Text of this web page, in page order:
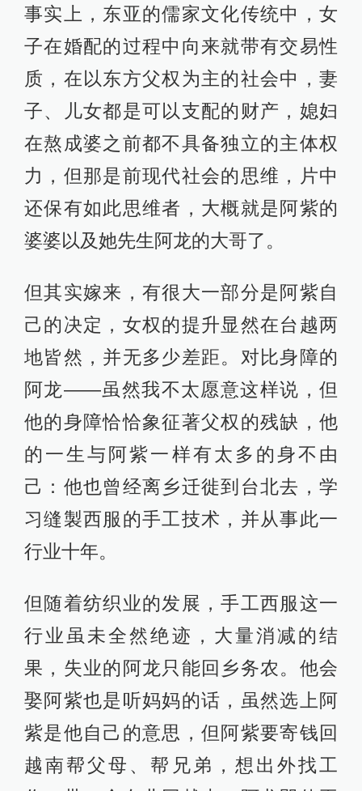
事实上，东亚的儒家文化传统中，女
子在婚配的过程中向来就带有交易性
质，在以东方父权为主的社会中，妻
子、儿女都是可以支配的财产，媳妇
在熬成婆之前都不具备独立的主体权
力，但那是前现代社会的思维，片中
还保有如此思维者，大概就是阿紫的
婆婆以及她先生阿龙的大哥了。
但其实嫁来，有很大一部分是阿紫自
己的决定，女权的提升显然在台越两
地皆然，并无多少差距。对比身障的
阿龙——虽然我不太愿意这样说，但
他的身障恰恰象征著父权的残缺，他
的一生与阿紫一样有太多的身不由
己：他也曾经离乡迁徙到台北去，学
习缝製西服的手工技术，并从事此一
行业十年。
但随着纺织业的发展，手工西服这一
行业虽未全然绝迹，大量消减的结
果，失业的阿龙只能回乡务农。他会
娶阿紫也是听妈妈的话，虽然选上阿
紫是他自己的意思，但阿紫要寄钱回
越南帮父母、帮兄弟，想出外找工